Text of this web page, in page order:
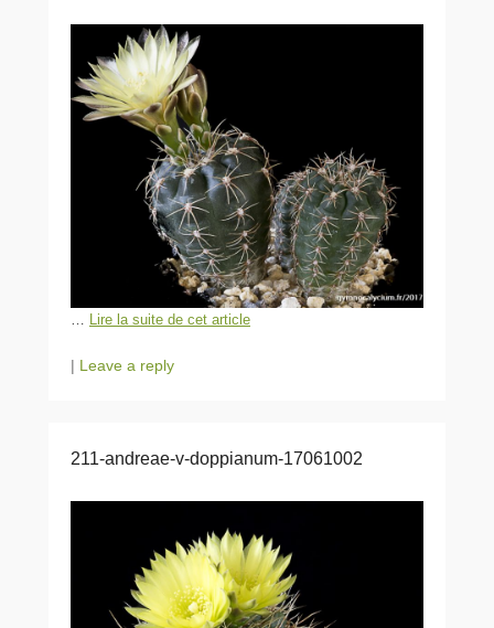
Lire la suite de cet article
| Leave a reply
211-andreae-v-doppianum-17061002